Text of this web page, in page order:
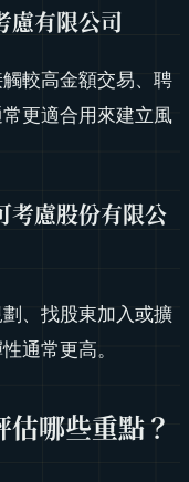
慮有限公司
較高金額交易、聘
更適合用來建立風
考慮股份有限公
、找股東加入或擴
通常更高。
哪些重點？